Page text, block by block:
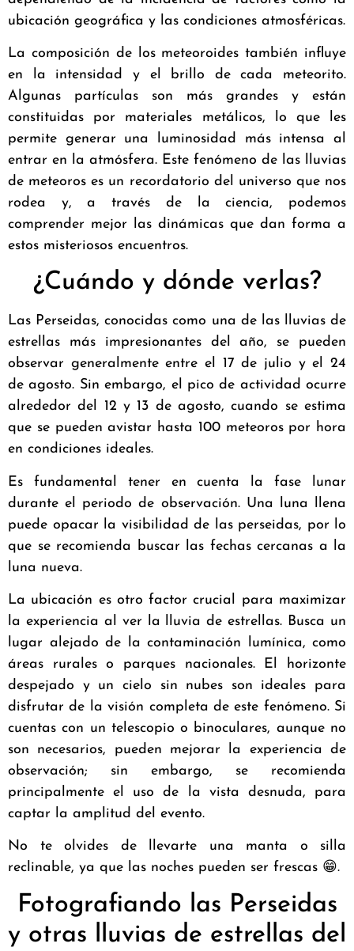
ubicación geográfica y las condiciones atmosféricas.
La composición de los meteoroides también influye
en la intensidad y el brillo de cada meteorito.
Algunas partículas son más grandes y están
constituidas por materiales metálicos, lo que les
permite generar una luminosidad más intensa al
entrar en la atmósfera. Este fenómeno de las lluvias
de meteoros es un recordatorio del universo que nos
rodea y, a través de la ciencia, podemos
comprender mejor las dinámicas que dan forma a
estos misteriosos encuentros.
¿Cuándo y dónde verlas?
Las Perseidas, conocidas como una de las lluvias de
estrellas más impresionantes del año, se pueden
observar generalmente entre el 17 de julio y el 24
de agosto. Sin embargo, el pico de actividad ocurre
alrededor del 12 y 13 de agosto, cuando se estima
que se pueden avistar hasta 100 meteoros por hora
en condiciones ideales.
Es fundamental tener en cuenta la fase lunar
durante el periodo de observación. Una luna llena
puede opacar la visibilidad de las perseidas, por lo
que se recomienda buscar las fechas cercanas a la
luna nueva.
La ubicación es otro factor crucial para maximizar
la experiencia al ver la lluvia de estrellas. Busca un
lugar alejado de la contaminación lumínica, como
áreas rurales o parques nacionales. El horizonte
despejado y un cielo sin nubes son ideales para
disfrutar de la visión completa de este fenómeno. Si
cuentas con un telescopio o binoculares, aunque no
son necesarios, pueden mejorar la experiencia de
observación; sin embargo, se recomienda
principalmente el uso de la vista desnuda, para
captar la amplitud del evento.
No te olvides de llevarte una manta o silla
reclinable, ya que las noches pueden ser frescas 😁.
Fotografiando las Perseidas
y otras lluvias de estrellas del